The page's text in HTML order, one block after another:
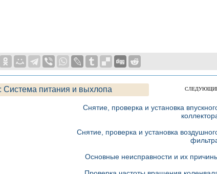
Система питания и выхлопа
Снятие, проверка и установка
Снятие, проверка и установка
Основные неисправности и их